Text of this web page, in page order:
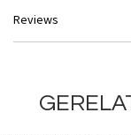
Reviews